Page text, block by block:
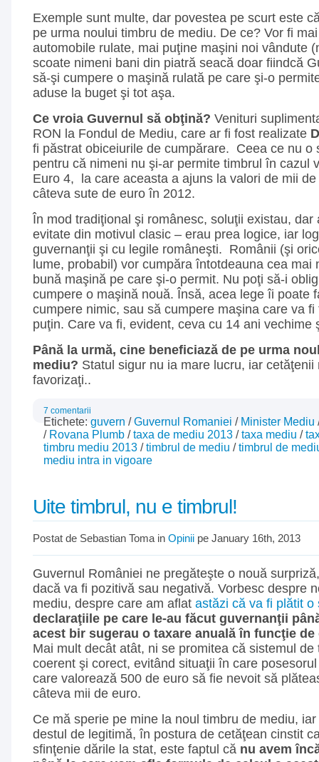
Exemple sunt multe, dar povestea pe scurt este
pe urma noului timbru de mediu. De ce? Vor fi
automobile rulate, mai puţine maşini noi vândute
scoate nimeni bani din piatră seacă doar fiindcă
să-şi cumpere o maşină rulată pe care şi-o
aduse la buget şi tot aşa.
Ce vroia Guvernul să obţină? Venituri
RON la Fondul de Mediu, care ar fi fost realizate
fi păstrat obiceiurile de cumpărare. Ceea ce nu o
pentru că nimeni nu şi-ar permite timbrul în cazul
Euro 4, la care aceasta a ajuns la valori de mii
câteva sute de euro în 2012.
În mod tradiţional şi românesc, soluţii existau, dar
evitate din motivul clasic – erau prea logice, iar
guvernanţii şi cu legile româneşti. Românii (şi
lume, probabil) vor cumpăra întotdeauna cea mai
bună maşină pe care şi-o permit. Nu poţi să-i
cumpere o maşină nouă. Însă, acea lege îi poate
cumpere nimic, sau să cumpere maşina care va fi
puţin. Care va fi, evident, ceva cu 14 ani vechime
Până la urmă, cine beneficiază de pe urma
mediu? Statul sigur nu ia mare lucru, iar cetăţenii
favorizaţi..
7 comentarii
Etichete: guvern /Guvernul Romaniei / Minister Mediu
/ Rovana Plumb /taxa de mediu 2013 /taxa mediu /
timbru mediu 2013 /timbrul de mediu /timbrul de
mediu intra in vigoare
Uite timbrul, nu e timbrul!
Postat de Sebastian Toma in Opinii pe January 16th, 2013
Guvernul României ne pregăteşte o nouă
dacă va fi pozitivă sau negativă. Vorbesc despre
mediu, despre care am aflat astăzi că va fi plătit o
declaraţiile pe care le-au făcut guvernanţii
acest bir sugerau o taxare anuală în funcţie de
Mai mult decât atât, ni se promitea că sistemul de
coerent şi corect, evitând situaţii în care
care valorează 500 de euro să fie nevoit să
câteva mii de euro.
Ce mă sperie pe mine la noul timbru de mediu,
destul de legitimă, în postura de cetăţean cinstit
sfinţenie dările la stat, este faptul că nu avem